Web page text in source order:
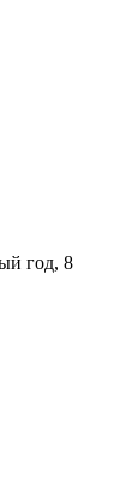
год, 8